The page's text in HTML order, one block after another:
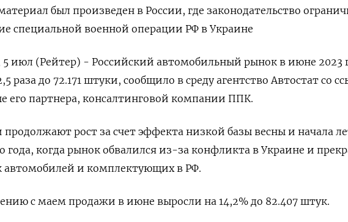
был произведен в России, где законодательство
специальной военной операции РФ в Украине
июл (Рейтер) - Российский автомобильный рынок в июне 2023
раза до 72.171 штуки, сообщило в среду агентство Автостат со
его партнера, консалтинговой компании ППК.
рост за счет эффекта низкой базы весны и начала
года, когда рынок обвалился из-за конфликта в Украине и
автомобилей и комплектующих в РФ.
с маем продажи в июне выросли на 14,2% до 82.407 штук.